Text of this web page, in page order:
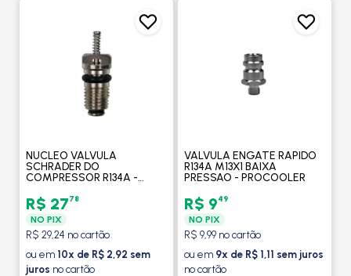
NUCLEO VALVULA
SCHRADER DO
COMPRESSOR R134A -
R$ 2778
NO PIX
R$ 29,24 no cartão
ou em 10x de R$ 2,92 sem
juros no cartão
VALVULA ENGATE RAPIDO
R134A M13X1 BAIXA
PRESSAO - PROCOOLER
R$ 949
NO PIX
R$ 9,99 no cartão
ou em 9x de R$ 1,11 sem juros
no cartão